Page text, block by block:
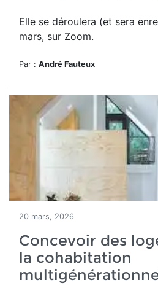
Elle se déroulera (et sera
mars, sur Zoom.
Par : André Fauteux
20 mars, 2026
Concevoir des
la cohabitation